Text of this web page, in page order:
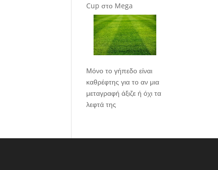
Cup στο Mega
Μόνο το γήπεδο είναι
καθρέφτης για το αν μια
μεταγραφή άξιζε ή όχι τα
λεφτά της